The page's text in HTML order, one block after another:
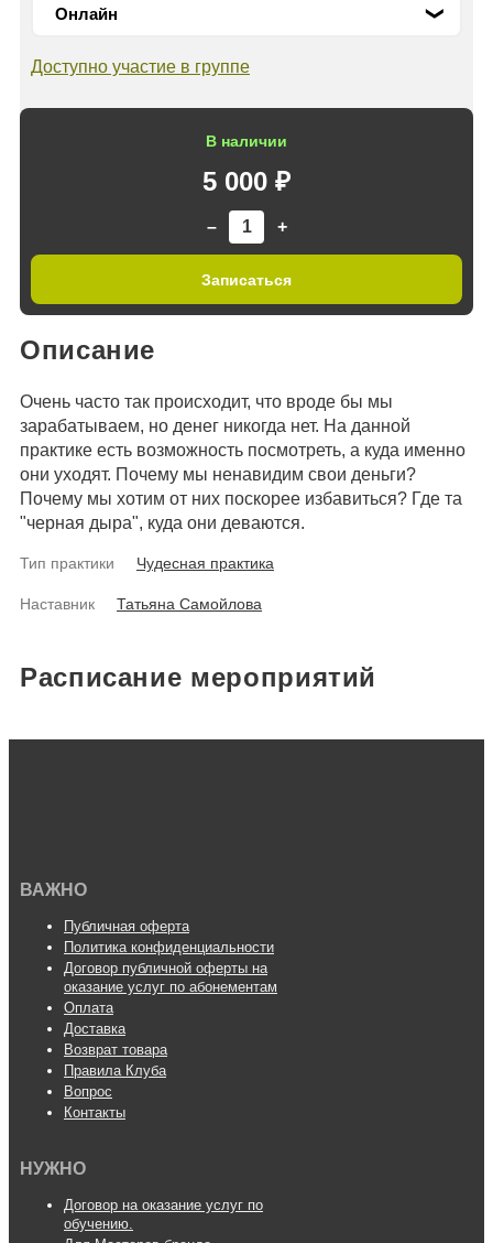
Доступно участие в группе
В наличии
5 000 ₽
– +
Записаться
Описание
Очень часто так происходит, что вроде бы мы
зарабатываем, но денег никогда нет. На данной
практике есть возможность посмотреть, а куда именно
они уходят. Почему мы ненавидим свои деньги?
Почему мы хотим от них поскорее избавиться? Где та
"черная дыра", куда они деваются.
Тип практики Чудесная практика
Наставник Татьяна Самойлова
Расписание мероприятий
ВАЖНО
Публичная оферта
Политика конфиденциальности
Договор публичной оферты на
оказание услуг по абонементам
Оплата
Доставка
Возврат товара
Правила Клуба
Вопрос
Контакты
НУЖНО
Договор на оказание услуг по
обучению.